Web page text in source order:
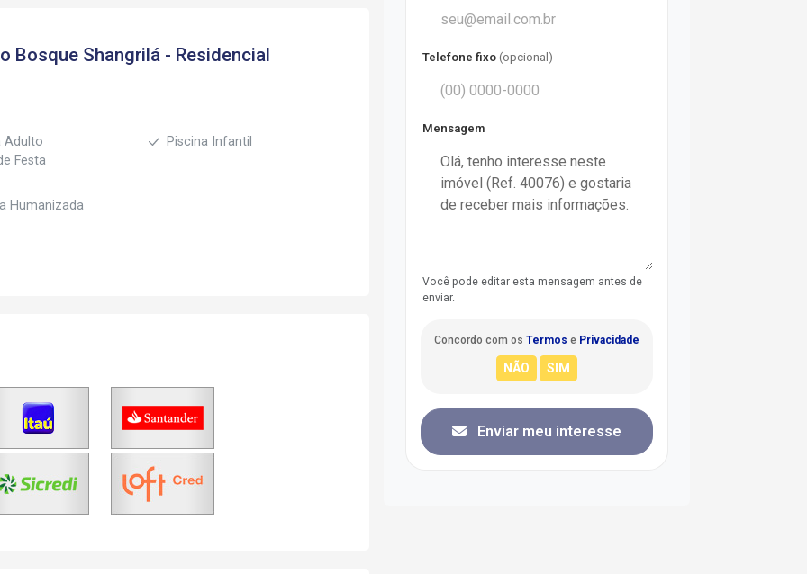
Bosque Shangrilá - Residencial
Adulto
Piscina Infantil
Festa
Humanizada
Telefone fixo (opcional)
Mensagem
Você pode editar esta mensagem antes de
enviar.
Concordo com os Termos e Privacidade
Enviar meu interesse